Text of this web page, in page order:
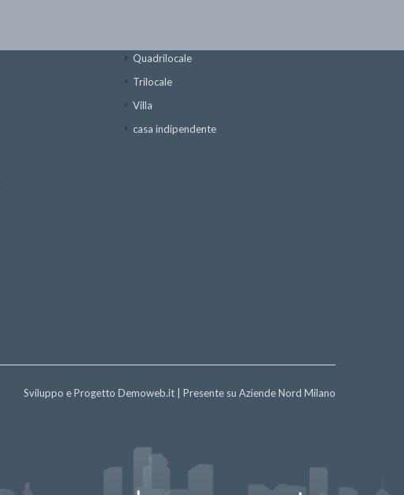
Quadrilocale
Trilocale
Villa
casa indipendente
Sviluppo e Progetto Demoweb.it | Presente su Aziende Nord Milano